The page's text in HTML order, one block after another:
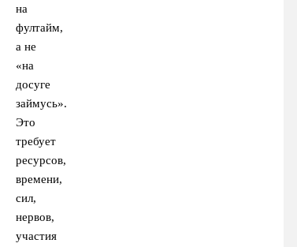
на
фултайм,
а не
«на
досуге
займусь».
Это
требует
ресурсов,
времени,
сил,
нервов,
участия